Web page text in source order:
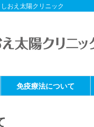
おえ太陽クリニック
免疫療法について